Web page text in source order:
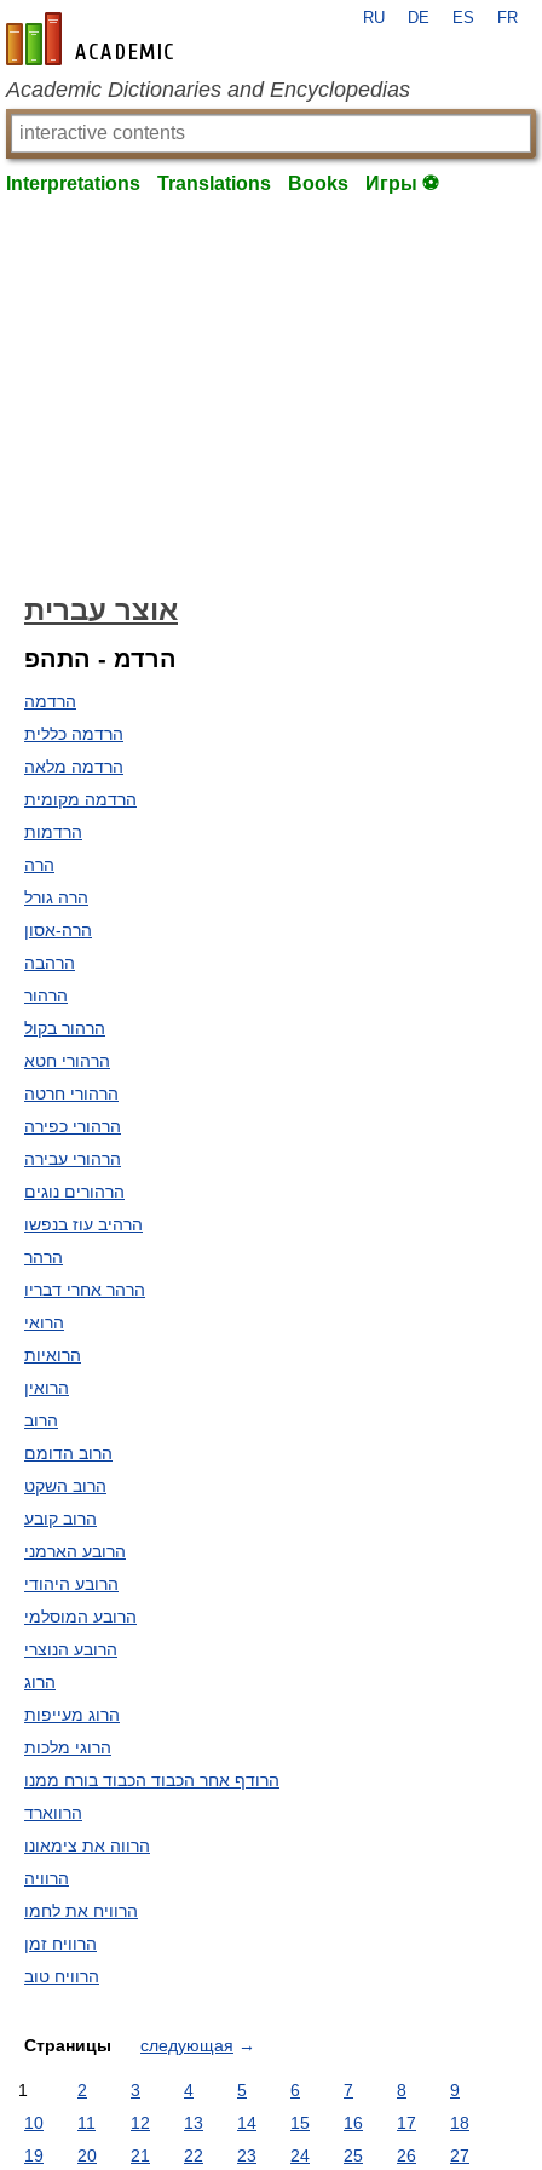
en-academic.com
RU DE ES FR
Academic Dictionaries and Encyclopedias
Interpretations Translations Books Игры ⚽
אוצר עברית
הרדמ - התהפ
הרדמה
הרדמה כללית
הרדמה מלאה
הרדמה מקומית
הרדמות
הרה
הרה גורל
הרה-אסון
הרהבה
הרהור
הרהור בקול
הרהורי חטא
הרהורי חרטה
הרהורי כפירה
הרהורי עבירה
הרהורים נוגים
הרהיב עוז בנפשו
הרהר
הרהר אחרי דבריו
הרואי
הרואיות
הרואין
הרוב
הרוב הדומם
הרוב השקט
הרוב קובע
הרובע הארמני
הרובע היהודי
הרובע המוסלמי
הרובע הנוצרי
הרוג
הרוג מעייפות
הרוגי מלכות
הרודף אחר הכבוד הכבוד בורח ממנו
הרווארד
הרווה את צימאונו
הרוויה
הרוויח את לחמו
הרוויח זמן
הרוויח טוב
Страницы следующая →
1 2 3 4 5 6 7 8
9
10
11 12 13 14 15 16 17
18
19
20 21 22 23 24 25 26 27